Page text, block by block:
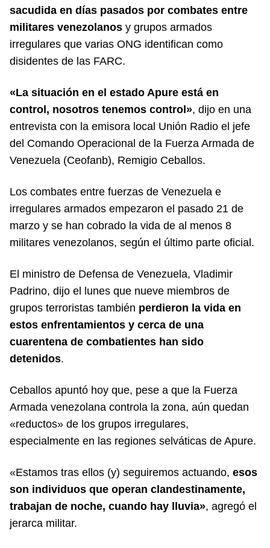
sacudida en días pasados por combates entre
militares venezolanos y grupos armados
irregulares que varias ONG identifican como
disidentes de las FARC.
«La situación en el estado Apure está en
control, nosotros tenemos control», dijo en una
entrevista con la emisora local Unión Radio el jefe
del Comando Operacional de la Fuerza Armada de
Venezuela (Ceofanb), Remigio Ceballos.
Los combates entre fuerzas de Venezuela e
irregulares armados empezaron el pasado 21 de
marzo y se han cobrado la vida de al menos 8
militares venezolanos, según el último parte oficial.
El ministro de Defensa de Venezuela, Vladimir
Padrino, dijo el lunes que nueve miembros de
grupos terroristas también perdieron la vida en
estos enfrentamientos y cerca de una
cuarentena de combatientes han sido
detenidos.
Ceballos apuntó hoy que, pese a que la Fuerza
Armada venezolana controla la zona, aún quedan
«reductos» de los grupos irregulares,
especialmente en las regiones selváticas de Apure.
«Estamos tras ellos (y) seguiremos actuando, esos
son individuos que operan clandestinamente,
trabajan de noche, cuando hay lluvia», agregó el
jerarca militar.